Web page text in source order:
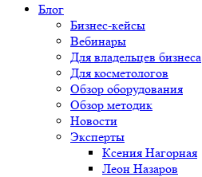
Блог
Бизнес-кейсы
Вебинары
Для владельцев бизнеса
Для косметологов
Обзор оборудования
Обзор методик
Новости
Эксперты
Ксения Нагорная
Леон Назаров